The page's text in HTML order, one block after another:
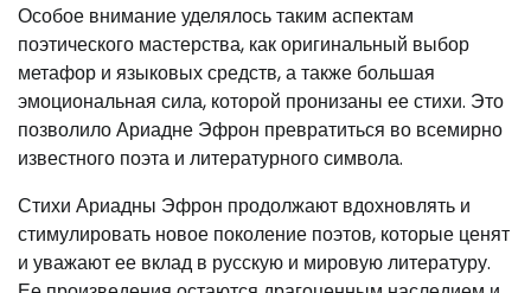
Особое внимание уделялось таким аспектам
поэтического мастерства, как оригинальный выбор
метафор и языковых средств, а также большая
эмоциональная сила, которой пронизаны ее стихи. Это
позволило Ариадне Эфрон превратиться во всемирно
известного поэта и литературного символа.
Стихи Ариадны Эфрон продолжают вдохновлять и
стимулировать новое поколение поэтов, которые ценят
и уважают ее вклад в русскую и мировую литературу.